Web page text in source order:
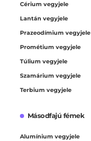
Cérium vegyjele
Lantán vegyjele
Prazeodímium vegyjele
Prométium vegyjele
Túlium vegyjele
Szamárium vegyjele
Terbium vegyjele
Másodfajú fémek
Alumínium vegyjele